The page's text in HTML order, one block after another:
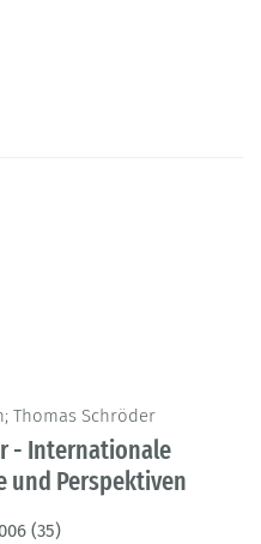
Thomas Schröder
- Internationale
und Perspektiven
(35)